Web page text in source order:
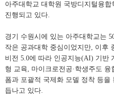
아주대학교 대학원 국방디지털융
진행되고 있다.
경기 수원시에 있는 아주대학교는
작은 공과대학 중심이었지만, 이후
비전 5.0에 따라 인공지능(AI) 기반
형 교육, 마이크로전공·학생주도 융
폼과 포괄적 국제화 모델 정착 등을
듭나고 있다.